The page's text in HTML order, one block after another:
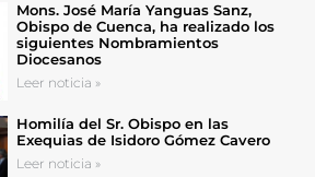
Mons. José María Yanguas Sanz,
Obispo de Cuenca, ha realizado los
siguientes Nombramientos
Diocesanos
Leer noticia »
Homilía del Sr. Obispo en las
Exequias de Isidoro Gómez Cavero
Leer noticia »